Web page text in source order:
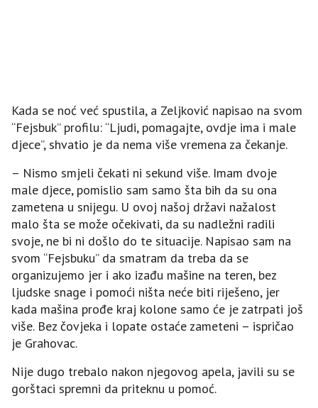
Kada se noć već spustila, a Zeljković napisao na svom
“Fejsbuk” profilu: “Ljudi, pomagajte, ovdje ima i male
djece”, shvatio je da nema više vremena za čekanje.
– Nismo smjeli čekati ni sekund više. Imam dvoje
male djece, pomislio sam samo šta bih da su ona
zametena u snijegu. U ovoj našoj državi nažalost
malo šta se može očekivati, da su nadležni radili
svoje, ne bi ni došlo do te situacije. Napisao sam na
svom “Fejsbuku” da smatram da treba da se
organizujemo jer i ako izađu mašine na teren, bez
ljudske snage i pomoći ništa neće biti riješeno, jer
kada mašina prođe kraj kolone samo će je zatrpati još
više. Bez čovjeka i lopate ostaće zameteni – ispričao
je Grahovac.
Nije dugo trebalo nakon njegovog apela, javili su se
gorštaci spremni da priteknu u pomoć.